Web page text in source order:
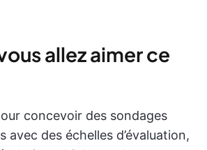
allez aimer ce
concevoir des sondages
avec des échelles d’évaluation,